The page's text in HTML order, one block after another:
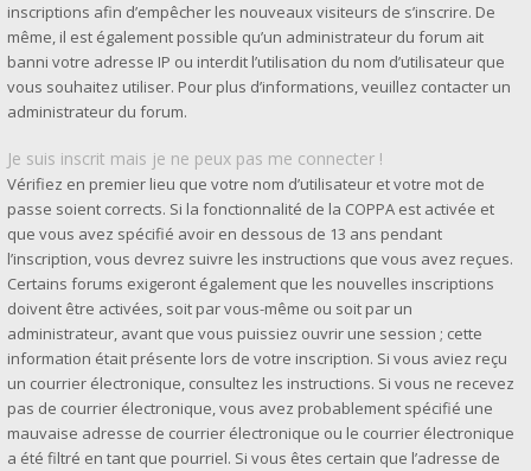
inscriptions afin d’empêcher les nouveaux visiteurs de s’inscrire. De
même, il est également possible qu’un administrateur du forum ait
banni votre adresse IP ou interdit l’utilisation du nom d’utilisateur que
vous souhaitez utiliser. Pour plus d’informations, veuillez contacter un
administrateur du forum.
Je suis inscrit mais je ne peux pas me connecter !
Vérifiez en premier lieu que votre nom d’utilisateur et votre mot de
passe soient corrects. Si la fonctionnalité de la COPPA est activée et
que vous avez spécifié avoir en dessous de 13 ans pendant
l’inscription, vous devrez suivre les instructions que vous avez reçues.
Certains forums exigeront également que les nouvelles inscriptions
doivent être activées, soit par vous-même ou soit par un
administrateur, avant que vous puissiez ouvrir une session ; cette
information était présente lors de votre inscription. Si vous aviez reçu
un courrier électronique, consultez les instructions. Si vous ne recevez
pas de courrier électronique, vous avez probablement spécifié une
mauvaise adresse de courrier électronique ou le courrier électronique
a été filtré en tant que pourriel. Si vous êtes certain que l’adresse de